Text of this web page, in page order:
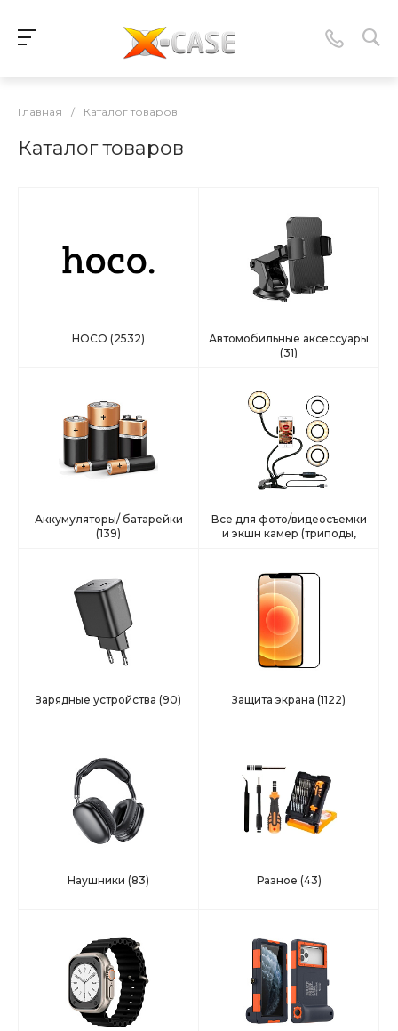
Главная / Каталог товаров
Каталог товаров
HOCO (2532)
Автомобильные аксессуары
(31)
Аккумуляторы/ батарейки
(139)
Все для фото/видеосъемки
и экшн камер (триподы,
Зарядные устройства (90) Защита экрана (1122)
Наушники (83) Разное (43)